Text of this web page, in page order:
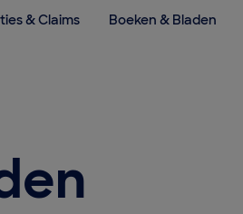
& Claims Boeken & Bladen